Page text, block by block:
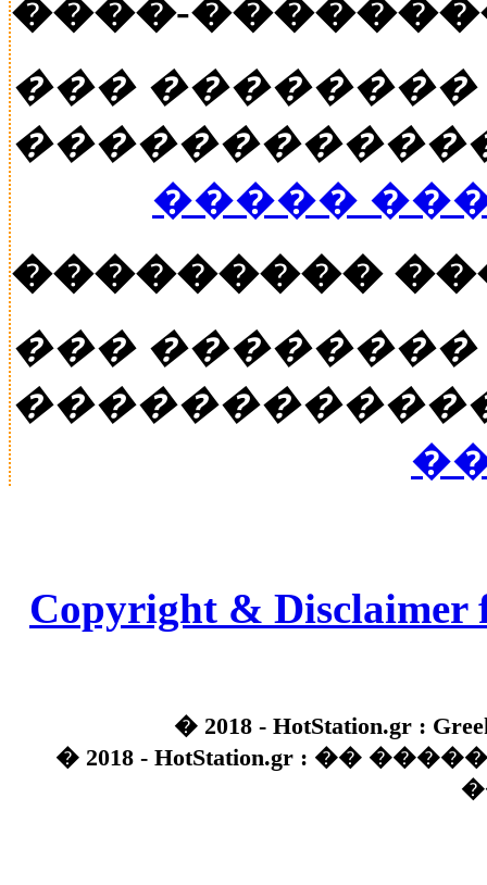
����-
���
�����
���������
���
Copyright & Disclaimer
� 2018 - HotStation.gr :
� 2018 - HotStation.gr : ��